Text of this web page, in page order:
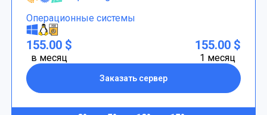
Операционные системы
155.00 $
в месяц
Заказать сервер
155.00 $
1 месяц